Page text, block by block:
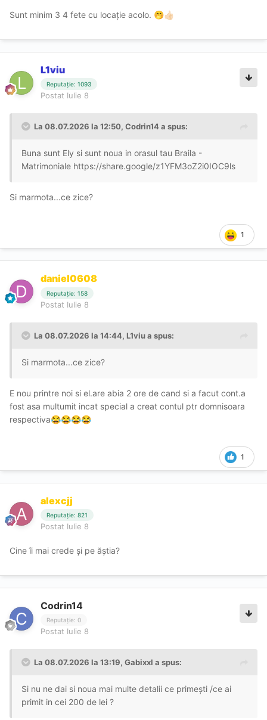
Sunt minim 3 4 fete cu locație acolo. 🤭👍🏻
L1viu
Reputație: 1093
Postat Iulie 8
La 08.07.2026 la 12:50, Codrin14a spus:
Buna sunt Ely si sunt noua in orasul tau Braila -
Matrimoniale https://share.google/z1YFM3oZ2i0IOC9ls
Si marmota...ce zice?
1
daniel0608
Reputație: 158
Postat Iulie 8
La 08.07.2026 la 14:44, L1viua spus:
Si marmota...ce zice?
E nou printre noi si el.are abia 2 ore de cand si a facut cont.a
fost asa multumit incat special a creat contul ptr domnisoara
respectiva😂😂😂😂
1
alexcjj
Reputație: 821
Postat Iulie 8
Cine îi mai crede și pe ăștia?
Codrin14
Reputație: 0
Postat Iulie 8
La 08.07.2026 la 13:19, Gabixxl a spus:
Si nu ne dai si noua mai multe detalii ce primești /ce ai
primit in cei 200 de lei ?